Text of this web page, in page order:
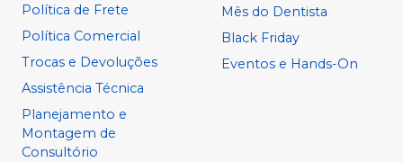
Política de Frete
Política Comercial
Trocas e Devoluções
Assistência Técnica
Planejamento e
Montagem de
Consultório
Mês do Dentista
Black Friday
Eventos e Hands-On